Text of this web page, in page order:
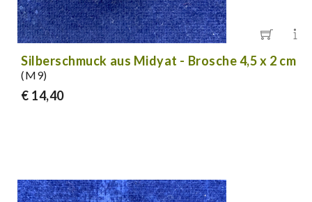
Silberschmuck aus Midyat - Brosche 4,5 x 2 cm
(M9)
€ 14,40